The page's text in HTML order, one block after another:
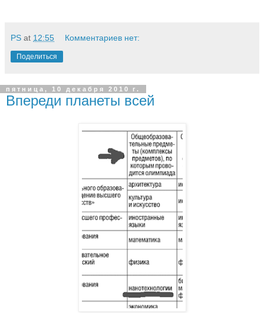
PS at 12:55 Комментариев нет:
Поделиться
пятница, 10 декабря 2010 г.
Впереди планеты всей